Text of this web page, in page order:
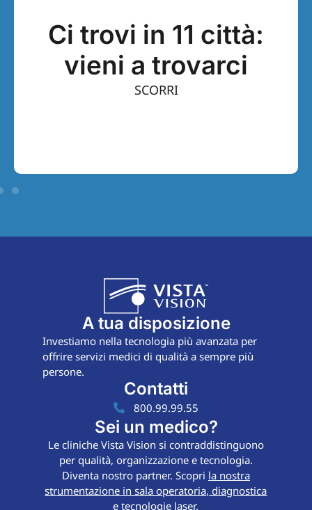
Ci trovi in 11 città:
vieni a trovarci
SCORRI
A tua disposizione
Investiamo nella tecnologia più avanzata per
offrire servizi medici di qualità a sempre più
persone.
Contatti
800.99.99.55
Sei un medico?
Le cliniche Vista Vision si contraddistinguono
per qualità, organizzazione e tecnologia.
Diventa nostro partner. Scopri la nostra
strumentazione in sala operatoria, diagnostica
e tecnologie laser.